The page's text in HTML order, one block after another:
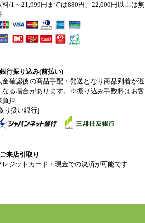
料/1～21,999円までは880円、22,000円以上は無
行振り込み(前払い)
金確認後の商品手配・発送となり商品到着が遅
なる場合があります。※振り込み手数料はお客
負担
り扱い銀行]
来店引取り
レジットカード・現金での決済が可能です